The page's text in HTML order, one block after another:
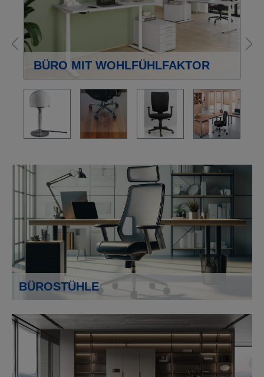
BÜRO MIT WOHLFÜHLFAKTOR
BÜROSTÜHLE